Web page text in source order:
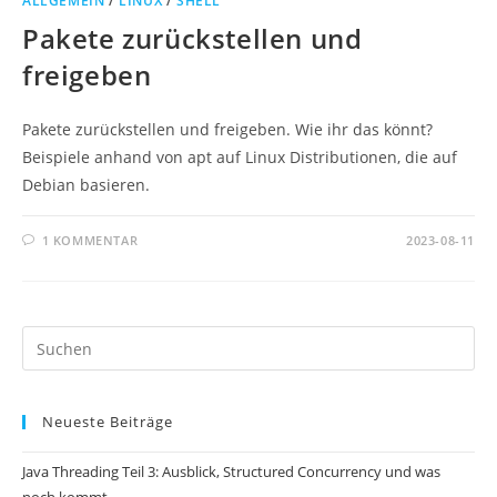
Pakete zurückstellen und
freigeben
Pakete zurückstellen und freigeben. Wie ihr das könnt?
Beispiele anhand von apt auf Linux Distributionen, die auf
Debian basieren.
1 KOMMENTAR 2023-08-11
Neueste Beiträge
Java Threading Teil 3: Ausblick, Structured Concurrency und was